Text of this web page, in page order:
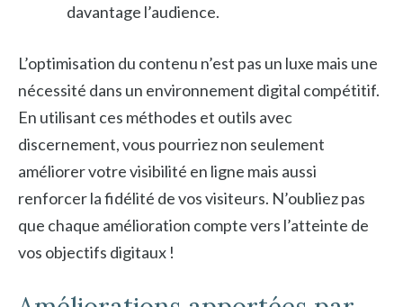
davantage l’audience.
L’optimisation du contenu n’est pas un luxe mais une
nécessité dans un environnement digital compétitif.
En utilisant ces méthodes et outils avec
discernement, vous pourriez non seulement
améliorer votre visibilité en ligne mais aussi
renforcer la fidélité de vos visiteurs. N’oubliez pas
que chaque amélioration compte vers l’atteinte de
vos objectifs digitaux !